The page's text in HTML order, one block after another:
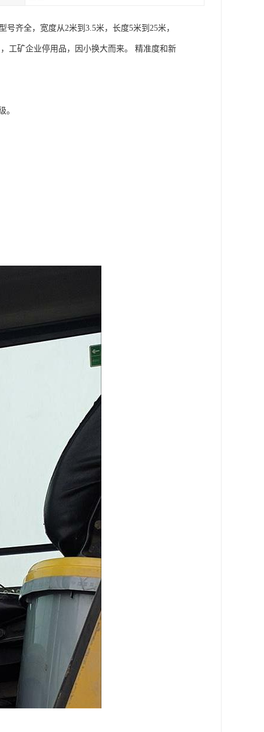
齐全，宽度从2米到3.5米，长度5米到25米，
工矿企业停用品，因小换大而来。 精准度和新
。